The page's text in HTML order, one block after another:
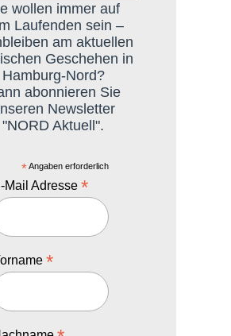
wollen immer auf
Laufenden sein –
am aktuellen
Geschehen in
Hamburg-Nord?
abonnieren Sie
Newsletter
"NORD Aktuell".
*Angaben erforderlich
Mail Adresse*
*